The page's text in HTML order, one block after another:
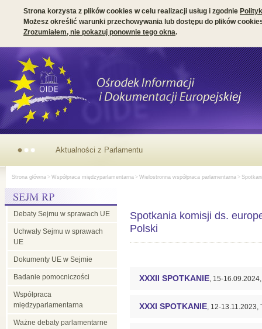
Strona korzysta z plików cookies w celu realizacji usług i zgodnie
Możesz określić warunki przechowywania lub dostępu do plików
Zrozumiałem, nie pokazuj ponownie tego okna.
Aktualności
Parlamentu
Strona główna > Współpraca międzyparlamentarna > Wielostronna współpraca parlamentarna >
Debaty Sejmu w sprawach UE
Uchwały Sejmu w sprawach
UE
Dokumenty UE w Sejmie
Badanie pomocniczości
Współpraca
międzyparlamentarna
Ważne debaty parlamentarne
Spotkania komisji ds.
Polski
XXXII SPOTKANIE, 15-
XXXI SPOTKANIE, 12-13.11.2023,